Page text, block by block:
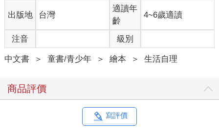
出版地 台灣
適讀年
齡
4~6歲適讀
注音 級別
中文書 ＞ 童書/青少年 ＞ 繪本 ＞ 生活自理
商品評價
寫評價